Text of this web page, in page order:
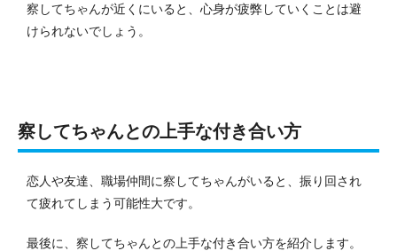
察してちゃんが近くにいると、心身が疲弊していくことは避
けられないでしょう。
察してちゃんとの上手な付き合い方
恋人や友達、職場仲間に察してちゃんがいると、振り回され
て疲れてしまう可能性大です。
最後に、察してちゃんとの上手な付き合い方を紹介します。